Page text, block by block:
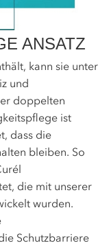
ANSATZ
kann sie unter
und
doppelten
ist
dass die
bleiben. So
die mit unserer
wurden.
Schutzbarriere